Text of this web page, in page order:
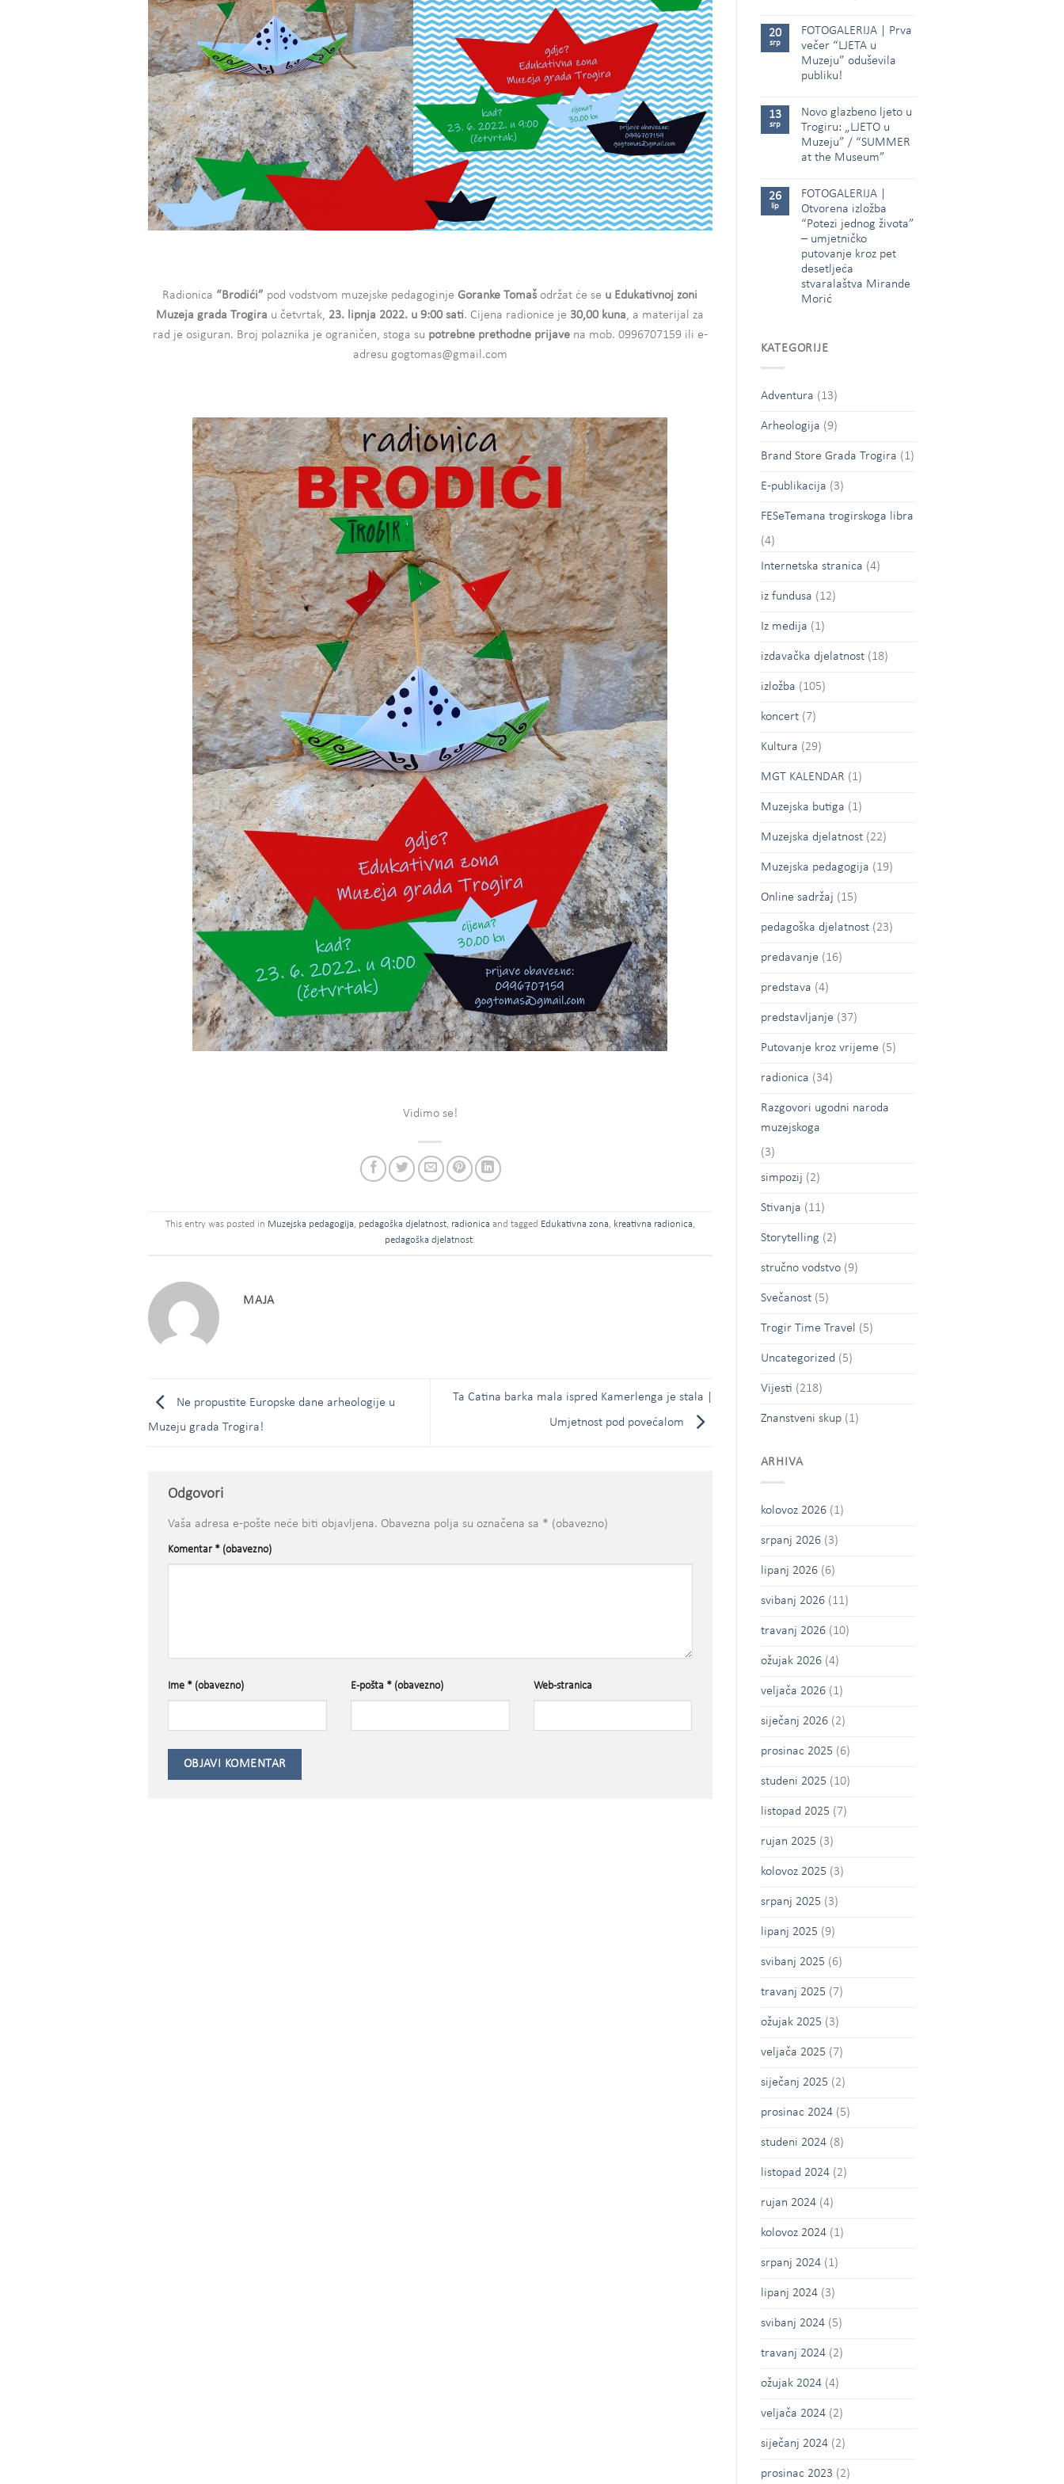
Radionica “Brodići” pod vodstvom muzejske pedagoginjeGoranke Tomaš održat će se u Edukativnoj zoni
Muzeja grada Trogira u četvrtak, 23. lipnja 2022. u 9:00 sati. Cijena radionice je 30,00 kuna, a materijal za
rad je osiguran. Broj polaznika je ograničen, stoga su potrebne prethodne prijavena mob. 0996707159 ili e-
adresu gogtomas@gmail.com
Vidimo se!
This entry was posted in Muzejska pedagogija, pedagoška djelatnost, radionica and tagged Edukativna zona, kreativna radionica,
pedagoška djelatnost.
MAJA
Ne propustite Europske dane arheologije u
Muzeju grada Trogira!
Ta Catina barka mala ispred Kamerlenga je stala |
Umjetnost pod povećalom
Odgovori
Vaša adresa e-pošte neće biti objavljena. Obavezna polja su označena sa * (obavezno)
Komentar * (obavezno)
Ime * (obavezno) E-pošta * (obavezno) Web-stranica
20
srp
FOTOGALERIJA | Prva
večer “LJETA u
Muzeju” oduševila
publiku!
13
srp
Novo glazbeno ljeto u
Trogiru: „LJETO u
Muzeju” / “SUMMER
at the Museum”
26
lip
FOTOGALERIJA |
Otvorena izložba
“Potezi jednog života”
– umjetničko
putovanje kroz pet
desetljeća
stvaralaštva Mirande
Morić
KATEGORIJE
Adventura (13)
Arheologija (9)
Brand Store Grada Trogira (1)
E-publikacija (3)
FESeTemana trogirskoga libra
(4)
Internetska stranica (4)
iz fundusa (12)
Iz medija (1)
izdavačka djelatnost(18)
izložba (105)
koncert(7)
Kultura (29)
MGT KALENDAR (1)
Muzejska butiga (1)
Muzejska djelatnost(22)
Muzejska pedagogija (19)
Online sadržaj (15)
pedagoška djelatnost(23)
predavanje (16)
predstava (4)
predstavljanje (37)
Putovanje kroz vrijeme (5)
radionica (34)
Razgovori ugodni naroda
muzejskoga
(3)
simpozij (2)
Stivanja (11)
Storytelling (2)
stručno vodstvo(9)
Svečanost(5)
Trogir Time Travel (5)
Uncategorized (5)
Vijesti (218)
Znanstveni skup(1)
ARHIVA
kolovoz 2026(1)
srpanj 2026(3)
lipanj 2026(6)
svibanj 2026(11)
travanj 2026(10)
ožujak 2026(4)
veljača 2026(1)
siječanj 2026(2)
prosinac 2025 (6)
studeni 2025 (10)
listopad 2025 (7)
rujan 2025 (3)
kolovoz 2025 (3)
srpanj 2025 (3)
lipanj 2025 (9)
svibanj 2025 (6)
travanj 2025 (7)
ožujak 2025 (3)
veljača 2025 (7)
siječanj 2025 (2)
prosinac 2024(5)
studeni 2024(8)
listopad 2024(2)
rujan 2024(4)
kolovoz 2024(1)
srpanj 2024(1)
lipanj 2024(3)
svibanj 2024(5)
travanj 2024(2)
ožujak 2024(4)
veljača 2024(2)
siječanj 2024(2)
prosinac 2023 (2)